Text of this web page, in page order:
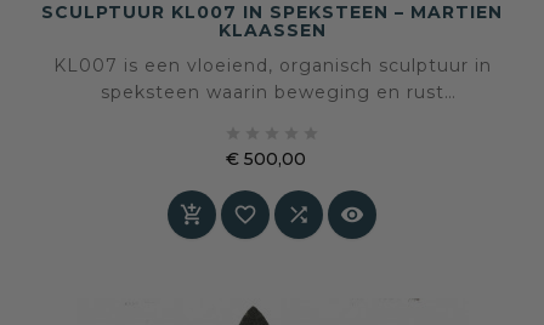
SCULPTUUR KL007 IN SPEKSTEEN – MARTIEN
KLAASSEN
KL007 is een vloeiend, organisch sculptuur in
speksteen waarin beweging en rust
een elegante, bijna dansende vorm toont.
€ 500,00
   